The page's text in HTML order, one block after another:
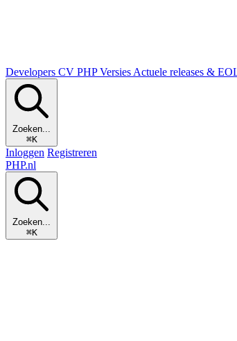
Developers CV PHP Versies Actuele releases &
Zoeken...
⌘K
Inloggen Registreren
PHP.nl
Zoeken...
⌘K